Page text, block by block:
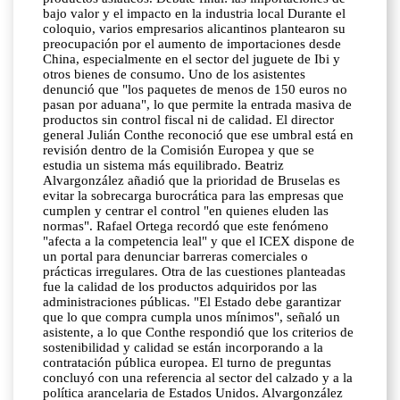
bajo valor y el impacto en la industria local Durante el
coloquio, varios empresarios alicantinos plantearon su
preocupación por el aumento de importaciones desde
China, especialmente en el sector del juguete de Ibi y
otros bienes de consumo. Uno de los asistentes
denunció que "los paquetes de menos de 150 euros no
pasan por aduana", lo que permite la entrada masiva de
productos sin control fiscal ni de calidad. El director
general Julián Conthe reconoció que ese umbral está en
revisión dentro de la Comisión Europea y que se
estudia un sistema más equilibrado. Beatriz
Alvargonzález añadió que la prioridad de Bruselas es
evitar la sobrecarga burocrática para las empresas que
cumplen y centrar el control "en quienes eluden las
normas". Rafael Ortega recordó que este fenómeno
"afecta a la competencia leal" y que el ICEX dispone de
un portal para denunciar barreras comerciales o
prácticas irregulares. Otra de las cuestiones planteadas
fue la calidad de los productos adquiridos por las
administraciones públicas. "El Estado debe garantizar
que lo que compra cumpla unos mínimos", señaló un
asistente, a lo que Conthe respondió que los criterios de
sostenibilidad y calidad se están incorporando a la
contratación pública europea. El turno de preguntas
concluyó con una referencia al sector del calzado y a la
política arancelaria de Estados Unidos. Alvargonzález